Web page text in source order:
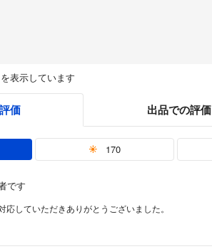
表示しています
価 出品での評価
170
です
応していただきありがとうございました。